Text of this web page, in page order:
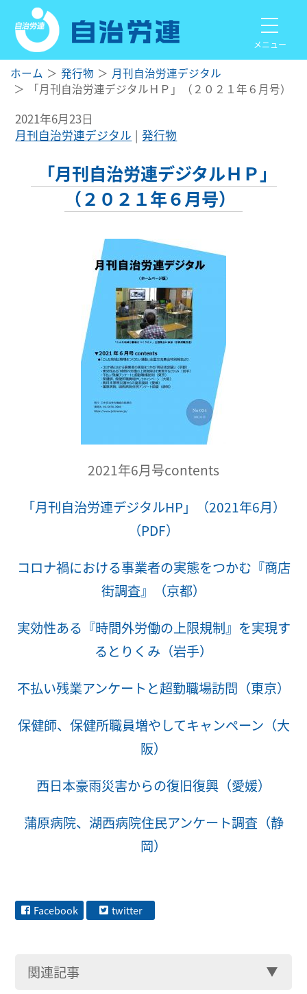
メニュー
ホーム 発行物
月刊自治労連デジタル
「月刊自治労連デジタルＨＰ」（２０２１年６月号）
2021年6月23日
月刊自治労連デジタル
発行物
「月刊自治労連デジタルＨＰ」
（２０２１年６月号）
2021年6月号contents
「月刊自治労連デジタルHP」（2021年6月）
（PDF）
コロナ禍における事業者の実態をつかむ『商店
街調査』（京都）
実効性ある『時間外労働の上限規制』を実現す
るとりくみ（岩手）
不払い残業アンケートと超勤職場訪問（東京）
保健師、保健所職員増やしてキャンペーン（大
阪）
西日本豪雨災害からの復旧復興（愛媛）
蒲原病院、湖西病院住民アンケート調査（静
岡）
Facebook twitter
関連記事